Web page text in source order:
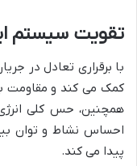
تقویت سیستم
با برقراری تعادل در
کمک می کند و مقاومت
همچنین، حس کلی
احساس نشاط و توان
پیدا می کند.